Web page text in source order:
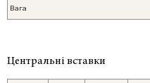
Вага
Центральні вставки